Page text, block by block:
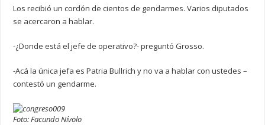
Los recibió un cordón de cientos de gendarmes. Varios diputados
se acercaron a hablar.
-¿Donde está el jefe de operativo?- preguntó Grosso.
-Acá la única jefa es Patria Bullrich y no va a hablar con ustedes –
contestó un gendarme.
Foto: Facundo Nívolo